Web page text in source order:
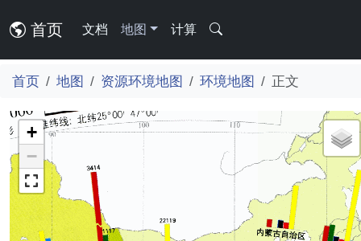
首页 文档 地图 计算
首页 地图 资源环境地图 环境地图 正文
+
−